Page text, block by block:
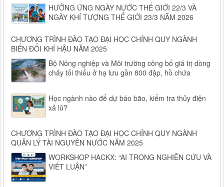
HƯỞNG ỨNG NGÀY NƯỚC THẾ GIỚI 22/3 VÀ
NGÀY KHÍ TƯỢNG THẾ GIỚI 23/3 NĂM 2026
CHƯƠNG TRÌNH ĐÀO TẠO ĐẠI HỌC CHÍNH QUY NGÀNH
BIẾN ĐỔI KHÍ HẬU NĂM 2025
Bộ Nông nghiệp và Môi trường công bố giá trị dòng
chảy tối thiểu ở hạ lưu gần 800 đập, hồ chứa
Học ngành nào để dự báo bão, kiểm tra thủy điện
xả lũ?
CHƯƠNG TRÌNH ĐÀO TẠO ĐẠI HỌC CHÍNH QUY NGÀNH
QUẢN LÝ TÀI NGUYÊN NƯỚC NĂM 2025
WORKSHOP HACKX: “AI TRONG NGHIÊN CỨU VÀ
VIẾT LUẬN”